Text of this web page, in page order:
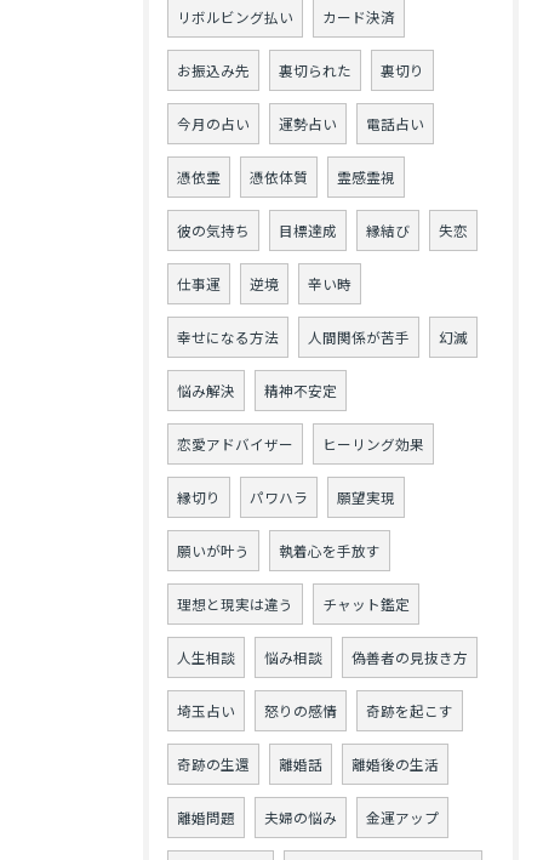
リボルビング払い カード決済
お振込み先 裏切られた 裏切り
今月の占い 運勢占い 電話占い
憑依霊 憑依体質 霊感霊視
彼の気持ち 目標達成 縁結び 失恋
仕事運 逆境 辛い時
幸せになる方法 人間関係が苦手 幻滅
悩み解決 精神不安定
恋愛アドバイザー ヒーリング効果
縁切り パワハラ 願望実現
願いが叶う 執着心を手放す
理想と現実は違う チャット鑑定
人生相談 悩み相談 偽善者の見抜き方
埼玉占い 怒りの感情 奇跡を起こす
奇跡の生還 離婚話 離婚後の生活
離婚問題 夫婦の悩み 金運アップ